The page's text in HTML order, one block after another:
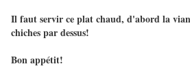
Il faut servir ce plat chaud, d'abord la
chiches par dessus!
Bon appétit!